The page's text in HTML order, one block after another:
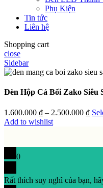
Phụ Kiện
Tin tức
Liên hệ
Shopping cart
close
Sidebar
Đèn Hộp Cá Bối Zako Siêu
1.600.000 ₫ – 2.500.000 ₫
Add to wishlist
0
Rất thích suy nghĩ của bạn,